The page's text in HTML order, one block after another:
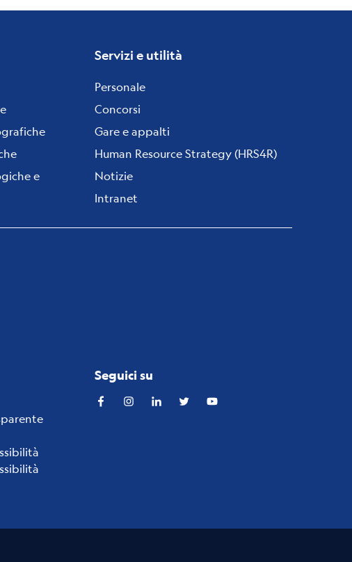
e
Servizi e utilità
Personale
Concorsi
Gare e appalti
Human Resource Strategy (HRS4R)
Notizie
Intranet
Seguici su
FacebookInstagramLinkedinTwitter